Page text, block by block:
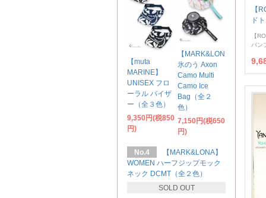
【
ド
【
パン
【muta
MARINE】
UNISEX フロ
ーラル バイザ
ー（全３色）
9,350円(税850
円)
【MARK&LONA】
氷のう Axon
Camo Multi
Camo Ice
Bag（全２
色）
7,150円(税650
円)
No.4
【MARK&LONA】
WOMEN ハーフジップモック
ネック DCMT（全２色）
SOLD OUT